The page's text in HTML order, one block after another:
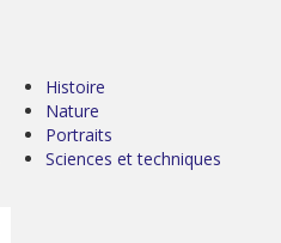
Histoire
Nature
Portraits
Sciences et techniques